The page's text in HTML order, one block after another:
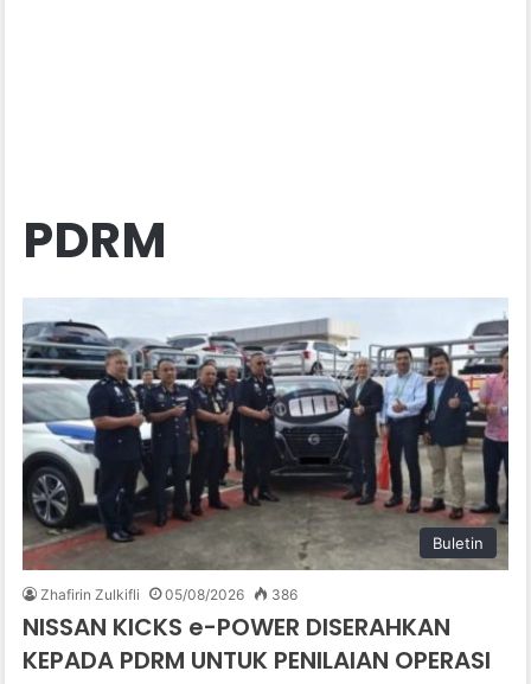
PDRM
Buletin
Zhafirin Zulkifli 05/08/2026 386
NISSAN KICKS e-POWER DISERAHKAN
KEPADA PDRM UNTUK PENILAIAN OPERASI